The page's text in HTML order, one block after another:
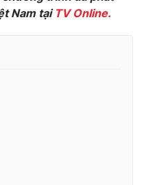
động sản
Nam tạiTV Online.